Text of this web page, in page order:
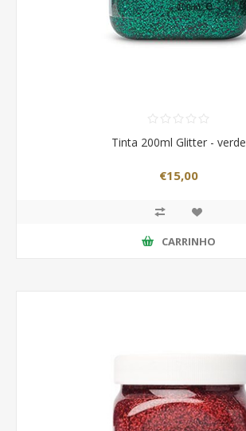
Tinta 200ml Glitter - verde
€15,00
CARRINHO